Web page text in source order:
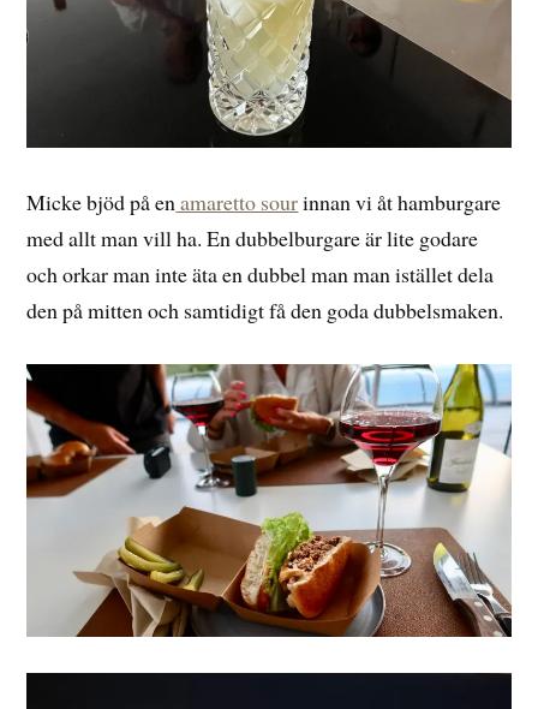
Micke bjöd på enamaretto sourinnan vi åt hamburgare
med allt man vill ha. En dubbelburgare är lite godare
och orkar man inte äta en dubbel man man istället dela
den på mitten och samtidigt få den goda dubbelsmaken.